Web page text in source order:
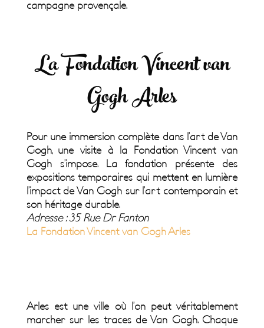
campagne provençale.
La Fondation Vincent van
Gogh Arles
Pour une immersion complète dans l’art de Van
Gogh, une visite à la Fondation Vincent van
Gogh s’impose. La fondation présente des
expositions temporaires qui mettent en lumière
l’impact de Van Gogh sur l’art contemporain et
son héritage durable.
Adresse : 35 Rue Dr Fanton
La Fondation Vincent van Gogh Arles
Arles est une ville où l’on peut véritablement
marcher sur les traces de Van Gogh. Chaque